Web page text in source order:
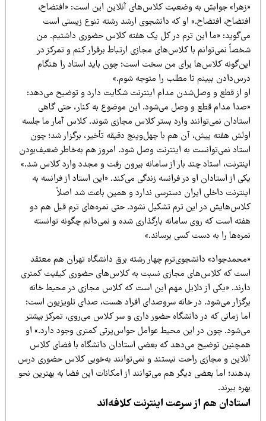
جوابش به وضعیت کلاس‌های آنلاین این است: «افتضاح،
افتضاح.» او که دانشجوی ارشد رشته تنوع زیستی است
«ما این ترم در کل یک هفته کلاس حضوری داشتیم. من
نمی‌توانم با کلاس‌های مجازی ارتباط برقرار کنم و تمرکز در
کلاس‌ها برای من سخت است؛ چون باید استاد را هنگام
ببینم تا مطلب را متوجه شوم.»
از قطع و وصل‌شدن مدام اینترنت شکایت دارد و توضیح می‌دهد:
مدام قطع و وصل می‌شود. این موضوع به کنار، حتی گاهی
نمی‌توانند وارد بستر کلاس مجازی شوند. کلاس آمار ما جلسه
هفته پیش، آن هم با چهل‌وپنج دقیقه تأخیر، برگزار شد؛ چون
نمی‌توانست به اینترنت وصل شود. امروز هم به‌خاطر ضعیف‌بودن
استاد چند بار از سامانه بیرون رفت و مجدد وارد کلاس شد.»
از استادان او در فرانسه زندگی می‌کند. «این استاد از فرانسه به
داخلی ایران دسترسی ندارد و همین باعث شد اصلاً
در این ترم تشکیل نشود. حتی نمره‌های ترم قبل هم دو
است که روی سامانه بارگذاری شده و نمی‌دانم چگونه توانسته
را به دست کسی برساند.»
دانشجوی‌ترم چهار رشته برق دانشگاه تهران هم معتقد
که کلاس‌های مجازی نسبت به کلاس‌های حضوری کیفیت کمتری
«یکی از دلایل مهم این است که کلاس مجازی در محیط خانه
می‌شود. در خانه سروصدای افراد هست، صدای تلویزیون است؛
زمانی که در دانشگاه حضور داری و سر کلاس می‌روی، تمرکز بیشتر
چون در این محیط عوامل حواس‌پرتی کمتری وجود دارد.» او
توضیح می‌دهد که بعضی استادان دانشگاه با فضای کلاس
و مجازی راحت نیستند و نمی‌توانند به‌خوبی کلاس حضوری درس
اما بعضی دیگر هم می‌توانند از امکانات این فضا به بهترین نحو
ببرند.
هم از سرعت اینترنت کلافه‌اند